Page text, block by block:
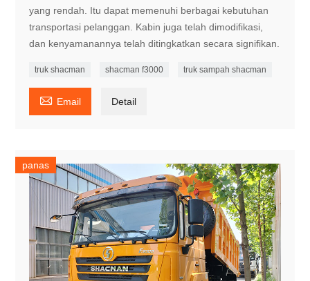
yang rendah. Itu dapat memenuhi berbagai kebutuhan
transportasi pelanggan. Kabin juga telah dimodifikasi,
dan kenyamanannya telah ditingkatkan secara signifikan.
truk shacman shacman f3000 truk sampah shacman
 Email Detail
panas